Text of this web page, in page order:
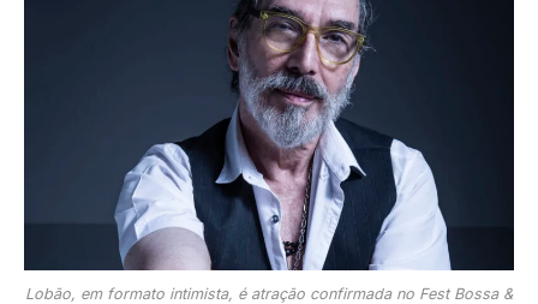
Lobão, em formato intimista, é atração confirmada no Fest Bossa &